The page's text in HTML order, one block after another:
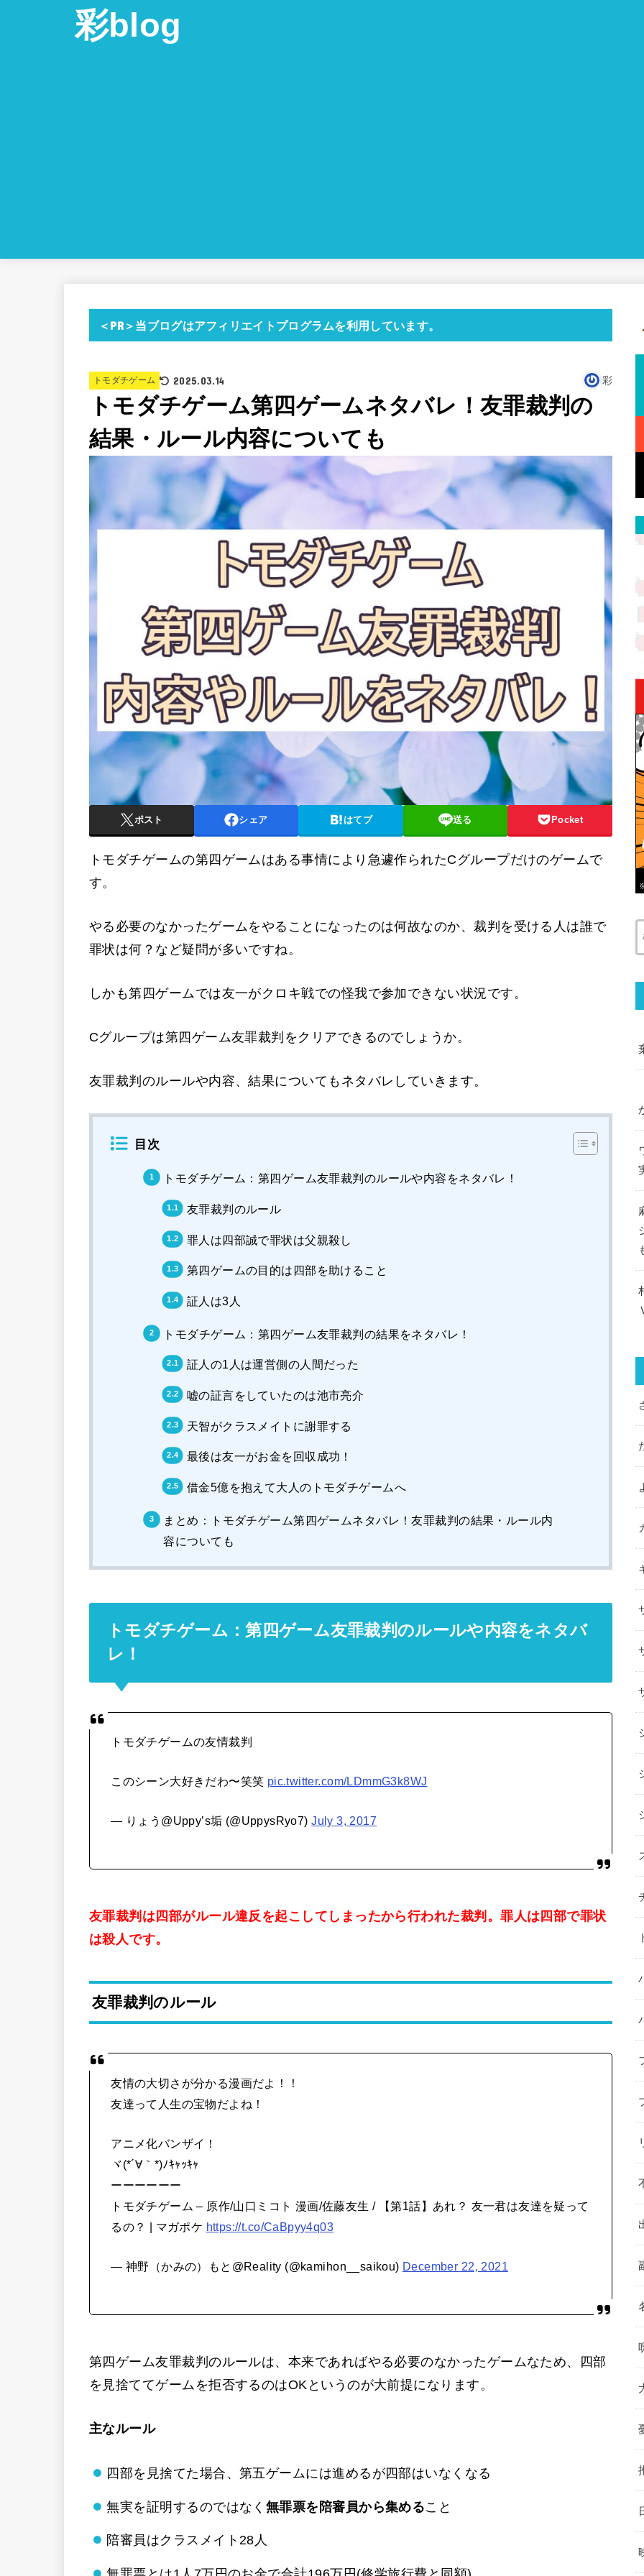
彩blog
＜PR＞当ブログはアフィリエイトプログラムを利用しています。
トモダチゲーム 2025.03.14 彩
トモダチゲーム第四ゲームネタバレ！友罪裁判の
結果・ルール内容についても
ポスト シェア はてブ 送る Pocket
トモダチゲームの第四ゲームはある事情により急遽作られたCグループだけのゲームで
す。
やる必要のなかったゲームをやることになったのは何故なのか、裁判を受ける人は誰で
罪状は何？など疑問が多いですね。
しかも第四ゲームでは友一がクロキ戦での怪我で参加できない状況です。
Cグループは第四ゲーム友罪裁判をクリアできるのでしょうか。
友罪裁判のルールや内容、結果についてもネタバレしていきます。
目次
トモダチゲーム：第四ゲーム友罪裁判のルールや内容をネタバレ！
友罪裁判のルール
罪人は四部誠で罪状は父親殺し
第四ゲームの目的は四部を助けること
証人は3人
トモダチゲーム：第四ゲーム友罪裁判の結果をネタバレ！
証人の1人は運営側の人間だった
嘘の証言をしていたのは池市亮介
天智がクラスメイトに謝罪する
最後は友一がお金を回収成功！
借金5億を抱えて大人のトモダチゲームへ
まとめ：トモダチゲーム第四ゲームネタバレ！友罪裁判の結果・ルール内
容についても
トモダチゲーム：第四ゲーム友罪裁判のルールや内容をネタバ
レ！
トモダチゲームの友情裁判
このシーン大好きだわ〜笑笑 pic.twitter.com/LDmmG3k8WJ
— りょう@Uppy’s垢 (@UppysRyo7)July 3, 2017
友罪裁判は四部がルール違反を起こしてしまったから行われた裁判。罪人は四部で罪状
は殺人です。
友罪裁判のルール
友情の大切さが分かる漫画だよ！！
友達って人生の宝物だよね！
アニメ化バンザイ！
ヾ(*´∀｀*)ﾉｷｬｯｷｬ
ーーーーーー
トモダチゲーム – 原作/山口ミコト 漫画/佐藤友生 / 【第1話】あれ？ 友一君は友達を疑って
るの？ | マガポケ https://t.co/CaBpyy4q03
— 神野（かみの）もと@Reality (@kamihon__saikou) December 22, 2021
第四ゲーム友罪裁判のルールは、本来であればやる必要のなかったゲームなため、四部
を見捨ててゲームを拒否するのはOKというのが大前提になります。
主なルール
四部を見捨てた場合、第五ゲームには進めるが四部はいなくなる
無実を証明するのではなく 無罪票を陪審員から集めること
陪審員はクラスメイト28人